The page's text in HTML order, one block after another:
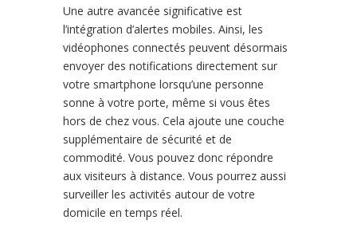
Une autre avancée significative est
l’intégration d’alertes mobiles. Ainsi, les
vidéophones connectés peuvent désormais
envoyer des notifications directement sur
votre smartphone lorsqu’une personne
sonne à votre porte, même si vous êtes
hors de chez vous. Cela ajoute une couche
supplémentaire de sécurité et de
commodité. Vous pouvez donc répondre
aux visiteurs à distance. Vous pourrez aussi
surveiller les activités autour de votre
domicile en temps réel.